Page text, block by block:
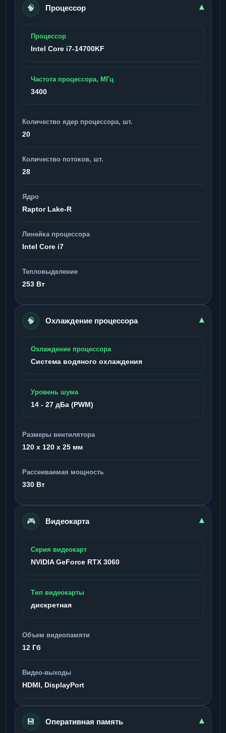
🧠 Процессор ▾
Процессор
Intel Core i7-14700KF
Частота процессора, МГц
3400
Количество ядер процессора, шт.
20
Количество потоков, шт.
28
Ядро
Raptor Lake-R
Линейка процессора
Intel Core i7
Тепловыделение
253 Вт
🧠 Охлаждение процессора ▾
Охлаждение процессора
Система водяного охлаждения
Уровень шума
14 - 27 дБа (PWM)
Размеры вентилятора
120 x 120 x 25 мм
Рассеиваемая мощность
330 Вт
🎮 Видеокарта ▾
Серия видеокарт
NVIDIA GeForce RTX 3060
Тип видеокарты
дискретная
Объем видеопамяти
12 Гб
Видео-выходы
HDMI, DisplayPort
💾 Оперативная память ▾